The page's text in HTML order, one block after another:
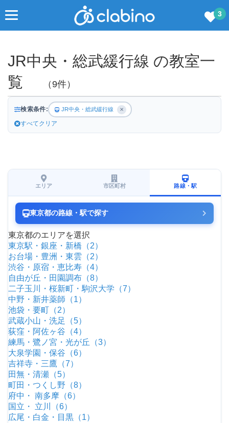
3
JR中央・総武緩行線 の教室一
覧
（9件）
検索条件: JR中央・総武緩行線 ✕
すべてクリア
エリア 市区町村 路線・駅
東京都の路線・駅で探す
東京都のエリアを選択
東京駅・銀座・新橋（2）
お台場・豊洲・東雲（2）
渋谷・原宿・恵比寿（4）
自由が丘・田園調布（8）
二子玉川・桜新町・駒沢大学（7）
中野・新井薬師（1）
池袋・要町（2）
武蔵小山・洗足（5）
荻窪・阿佐ヶ谷（4）
練馬・鷺ノ宮・光が丘（3）
大泉学園・保谷（6）
吉祥寺・三鷹（7）
田無・清瀬（5）
町田・つくし野（8）
府中・ 南多摩（6）
国立・ 立川（6）
広尾・白金・目黒（1）